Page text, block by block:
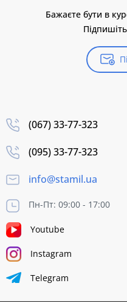
Бажаєте бути в
(067) 33-77-323
(095) 33-77-323
info@stamil.ua
Пн-Пт: 09:00 - 17:00
Youtube
Instagram
Telegram